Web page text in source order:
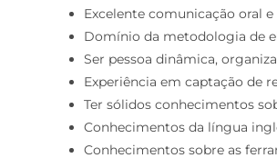
Excelente comunicação oral e
Domínio da metodologia de
Ser pessoa dinâmica,
Experiência em captação de
Ter sólidos conhecimentos
Conhecimentos da língua
Conhecimentos sobre as